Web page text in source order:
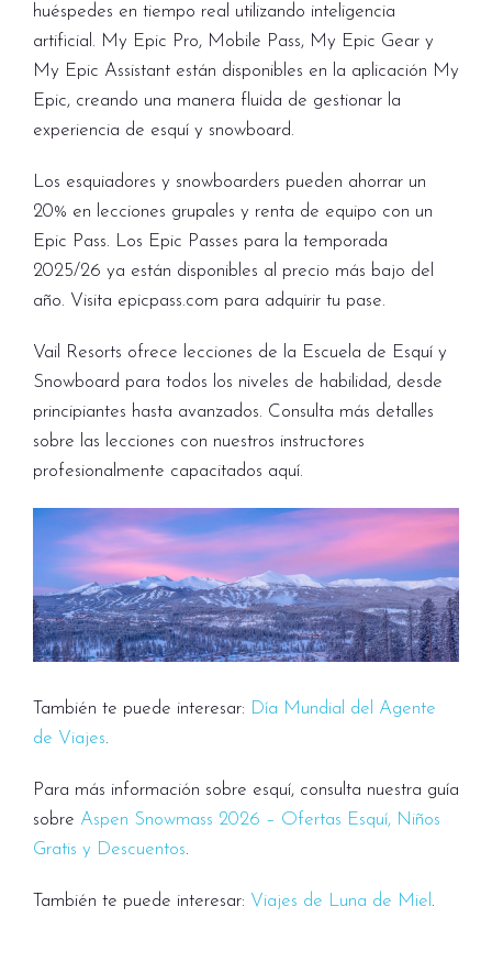
huéspedes en tiempo real utilizando inteligencia
artificial. My Epic Pro, Mobile Pass, My Epic Gear y
My Epic Assistant están disponibles en la aplicación My
Epic, creando una manera fluida de gestionar la
experiencia de esquí y snowboard.
Los esquiadores y snowboarders pueden ahorrar un
20% en lecciones grupales y renta de equipo con un
Epic Pass. Los Epic Passes para la temporada
2025/26 ya están disponibles al precio más bajo del
año. Visita epicpass.com para adquirir tu pase.
Vail Resorts ofrece lecciones de la Escuela de Esquí y
Snowboard para todos los niveles de habilidad, desde
principiantes hasta avanzados. Consulta más detalles
sobre las lecciones con nuestros instructores
profesionalmente capacitados aquí.
También te puede interesar: Día Mundial del Agente
de Viajes.
Para más información sobre esquí, consulta nuestra guía
sobre Aspen Snowmass 2026 – Ofertas Esquí, Niños
Gratis y Descuentos.
También te puede interesar: Viajes de Luna de Miel .